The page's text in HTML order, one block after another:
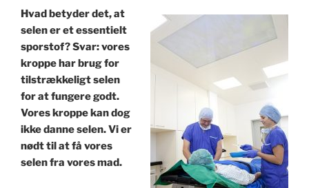
Hvad betyder det, at
selen er et essentielt
sporstof? Svar: vores
kroppe har brug for
tilstrækkeligt selen
for at fungere godt.
Vores kroppe kan dog
ikke danne selen. Vi er
nødt til at få vores
selen fra vores mad.